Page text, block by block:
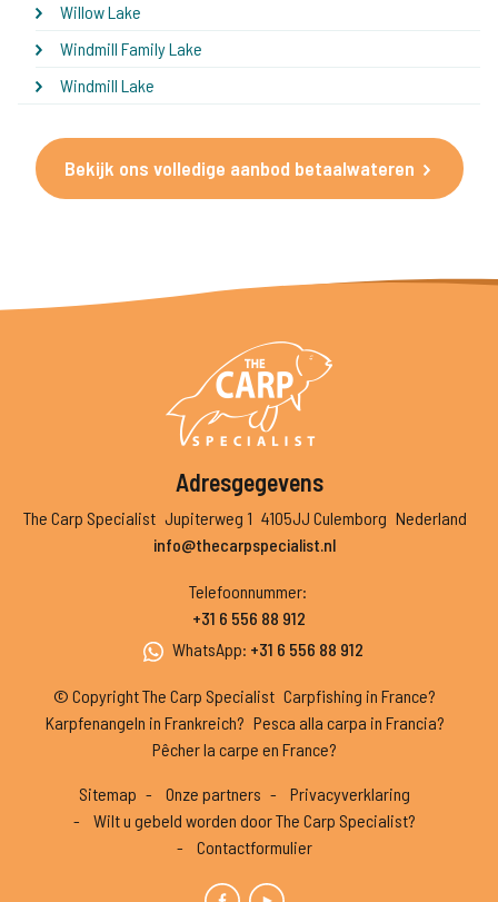
Willow Lake
Windmill Family Lake
Windmill Lake
Bekijk ons volledige aanbod betaalwateren
Adresgegevens
The Carp Specialist Jupiterweg 1 4105JJ Culemborg Nederland
info@thecarpspecialist.nl
Telefoonnummer:
+31 6 556 88 912
WhatsApp: +31 6 556 88 912
© Copyright The Carp Specialist Carpfishing in France?
Karpfenangeln in Frankreich? Pesca alla carpa in Francia?
Pêcher la carpe en France?
Sitemap Onze partners
Privacyverklaring
Wilt u gebeld worden door The Carp Specialist?
Contactformulier